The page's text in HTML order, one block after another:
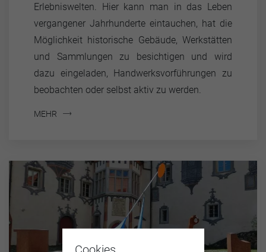
Erlebniswelten. Hier kann man in das Leben
vergangener Jahrhunderte eintauchen, hat die
Möglichkeit historische Gebäude, Werkstätten
und Sammlungen zu besichtigen und wird
dazu eingeladen, Handwerksvorführungen zu
beobachten oder selbst aktiv zu werden.
MEHR
Cookies